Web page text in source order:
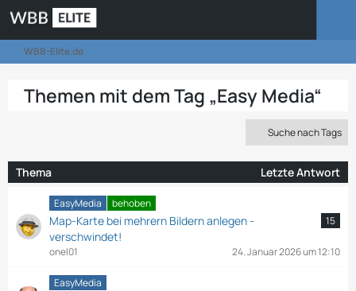
WBB-Elite.de
Themen mit dem Tag „Easy Media“
Suche nach Tags
Thema Letzte Antwort
EasyMedia behoben
Map-Karte bei mehrern Bildern anlegen -
verschwindet!
15
onel01 24. Januar 2026 um 12:10
EasyMedia